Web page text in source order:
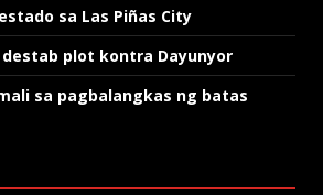
sa Las Piñas City
plot kontra Dayunyor
sa pagbalangkas ng batas